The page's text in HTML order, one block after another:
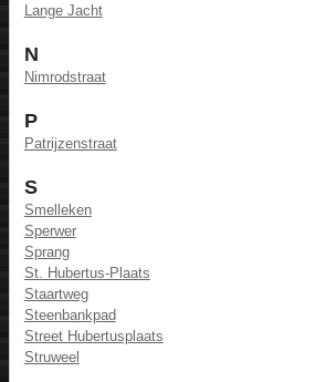
Lange Jacht
N
Nimrodstraat
P
Patrijzenstraat
S
Smelleken
Sperwer
Sprang
St. Hubertus-Plaats
Staartweg
Steenbankpad
Street Hubertusplaats
Struweel